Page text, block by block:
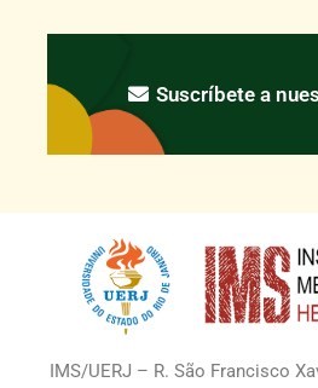
Suscríbete a
IMS/UERJ – R. São Francisco